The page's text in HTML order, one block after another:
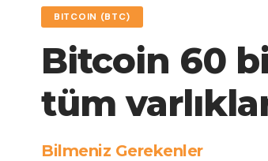
BITCOIN (BTC)
Bitcoin 60
tüm
Bilmeniz Gerekenler